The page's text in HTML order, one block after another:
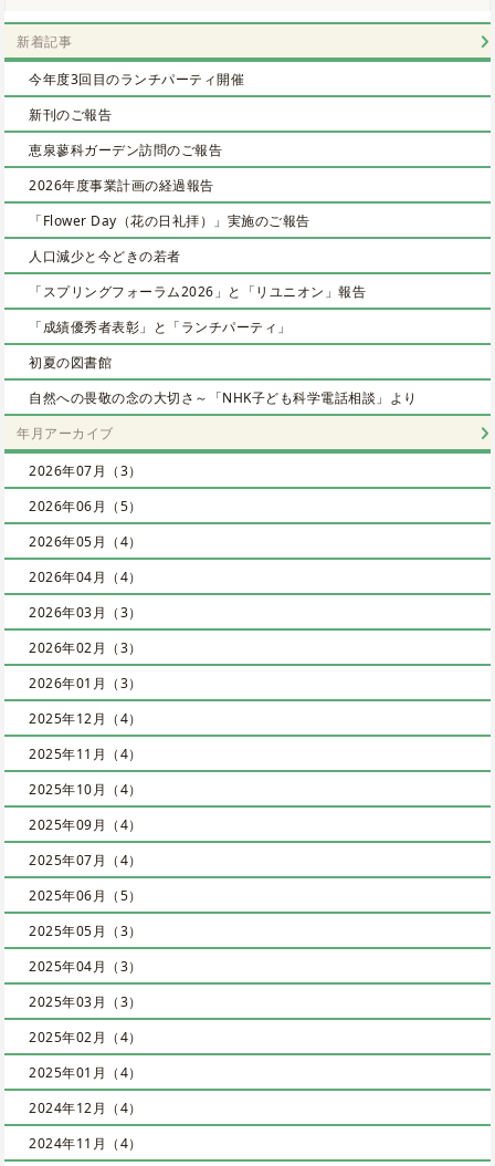
新着記事
今年度3回目のランチパーティ開催
新刊のご報告
恵泉蓼科ガーデン訪問のご報告
2026年度事業計画の経過報告
「Flower Day（花の日礼拝）」実施のご報告
人口減少と今どきの若者
「スプリングフォーラム2026」と「リユニオン」報告
「成績優秀者表彰」と「ランチパーティ」
初夏の図書館
自然への畏敬の念の大切さ～「NHK子ども科学電話相談」より
年月アーカイブ
2026年07月（3）
2026年06月（5）
2026年05月（4）
2026年04月（4）
2026年03月（3）
2026年02月（3）
2026年01月（3）
2025年12月（4）
2025年11月（4）
2025年10月（4）
2025年09月（4）
2025年07月（4）
2025年06月（5）
2025年05月（3）
2025年04月（3）
2025年03月（3）
2025年02月（4）
2025年01月（4）
2024年12月（4）
2024年11月（4）